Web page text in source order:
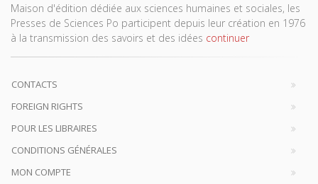
Maison d'édition dédiée aux sciences humaines et sociales, les
Presses de Sciences Po participent depuis leur création en 1976
à la transmission des savoirs et des idées continuer
CONTACTS
FOREIGN RIGHTS
POUR LES LIBRAIRES
CONDITIONS GÉNÉRALES
MON COMPTE